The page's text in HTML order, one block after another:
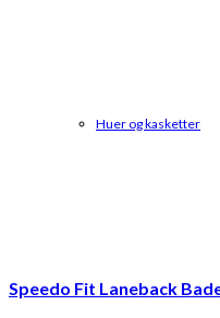
Huer og kasketter
Speedo Fit Laneback